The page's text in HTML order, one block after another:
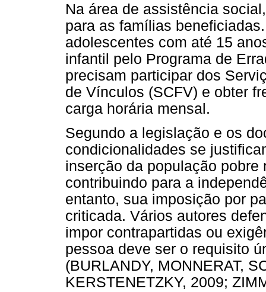
Na área de assistência
para as famílias
adolescentes com até 15
infantil pelo Programa de
precisam participar dos
de Vínculos (SCFV) e obter
carga horária mensal.
Segundo a legislação e os
condicionalidades se
inserção da população
contribuindo para a
entanto, sua imposição por
criticada. Vários autores
impor contrapartidas ou
pessoa deve ser o requisito
(BURLANDY, MONNERAT,
KERSTENETZKY, 2009;